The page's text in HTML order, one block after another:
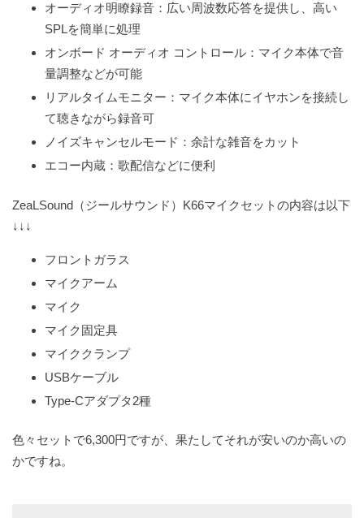
オーディオ明瞭録音：広い周波数応答を提供し、高い
SPLを簡単に処理
オンボード オーディオ コントロール：マイク本体で音
量調整などが可能
リアルタイムモニター：マイク本体にイヤホンを接続し
て聴きながら録音可
ノイズキャンセルモード：余計な雑音をカット
エコー内蔵：歌配信などに便利
ZeaLSound（ジールサウンド）K66マイクセットの内容は以下
↓↓↓
フロントガラス
マイクアーム
マイク
マイク固定具
マイククランプ
USBケーブル
Type-Cアダプタ2種
色々セットで6,300円ですが、果たしてそれが安いのか高いの
かですね。